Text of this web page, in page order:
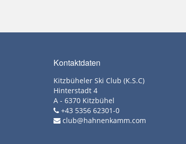
Kontaktdaten
Kitzbüheler Ski Club (K.S.C)
Hinterstadt 4
A - 6370 Kitzbühel
+43 5356 62301-0
club@hahnenkamm.com